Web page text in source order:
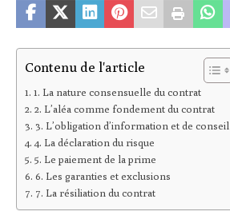
Contenu de l'article
1. La nature consensuelle du contrat
2. L’aléa comme fondement du contrat
3. L’obligation d’information et de conseil
4. La déclaration du risque
5. Le paiement de la prime
6. Les garanties et exclusions
7. La résiliation du contrat